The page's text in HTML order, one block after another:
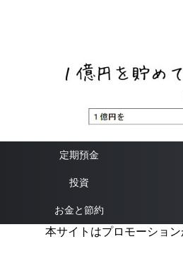
定期預金
投資
お金と節約
本サイトはプロモーショ